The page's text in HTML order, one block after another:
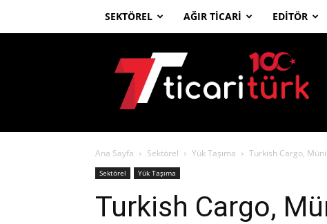
SEKTÖREL AĞIR TICARI EDITÖR
Ticari
Türk
Ana Sayfa Sektörel Yük Taşıma Turkish Cargo,
Sektörel Yük Taşıma
Turkish Cargo,